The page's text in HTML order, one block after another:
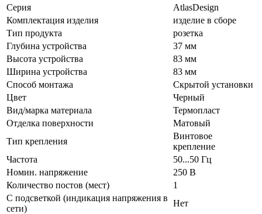
Серия
AtlasDesign
Комплектация изделия
изделие в сборе
Тип продукта
розетка
Глубина устройства
37 мм
Высота устройства
83 мм
Ширина устройства
83 мм
Способ монтажа
Скрытой установки
Цвет
Черный
Вид/марка материала
Термопласт
Отделка поверхности
Матовый
Тип крепления
Винтовое
крепление
Частота
50...50 Гц
Номин. напряжение
250 В
Количество постов (мест)
1
С подсветкой (индикация напряжения в
сети)
Нет